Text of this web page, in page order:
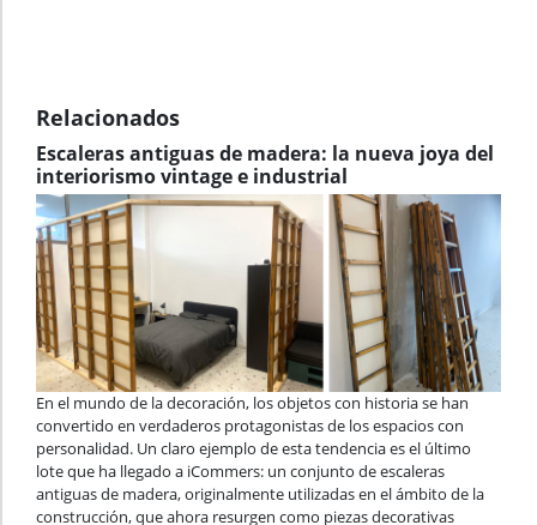
Relacionados
Escaleras antiguas de madera: la nueva joya del
interiorismo vintage e industrial
En el mundo de la decoración, los objetos con historia se han
convertido en verdaderos protagonistas de los espacios con
personalidad. Un claro ejemplo de esta tendencia es el último
lote que ha llegado a iCommers: un conjunto de escaleras
antiguas de madera, originalmente utilizadas en el ámbito de la
construcción, que ahora resurgen como piezas decorativas